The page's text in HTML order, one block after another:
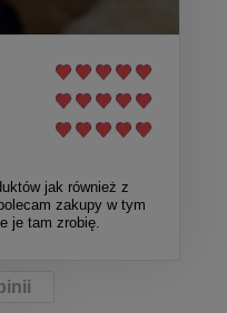
jak również z
zakupy w tym
je tam zrobię.